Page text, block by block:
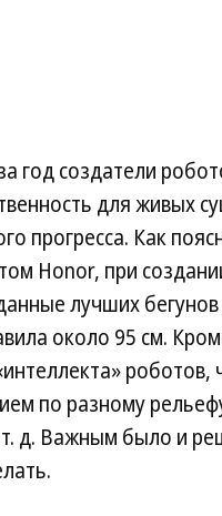
год создатели
для живых
прогресса. Как
Honor, при
лучших
около 95 см.
роботов,
по разному
т. д. Важным было и